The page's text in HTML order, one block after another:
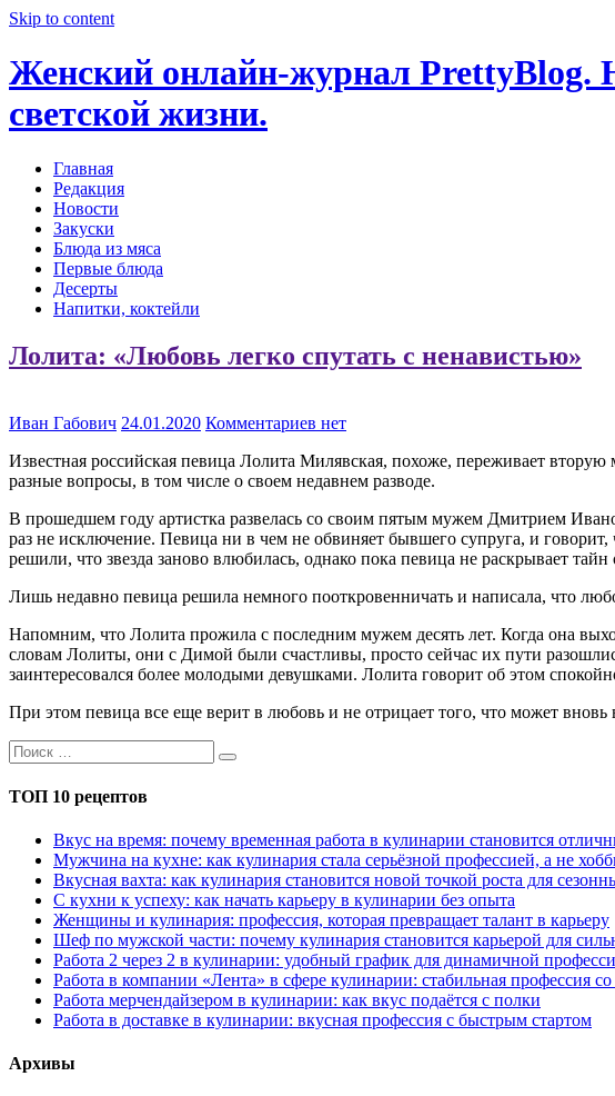
Skip to content
Женский онлайн-журнал PrettyBlog.
светской жизни.
Главная
Редакция
Новости
Закуски
Блюда из мяса
Первые блюда
Десерты
Напитки, коктейли
Лолита: «Любовь легко спутать с ненавистью»
Иван Габович 24.01.2020 Комментариев нет
Известная российская певица Лолита Милявская, похоже, переживает вторую
разные вопросы, в том числе о своем недавнем разводе.
В прошедшем году артистка развелась со своим пятым мужем Дмитрием
раз не исключение. Певица ни в чем не обвиняет бывшего супруга, и
решили, что звезда заново влюбилась, однако пока певица не раскрывает
Лишь недавно певица решила немного пооткровенничать и написала, что
Напомним, что Лолита прожила с последним мужем десять лет. Когда она
словам Лолиты, они с Димой были счастливы, просто сейчас их пути
заинтересовался более молодыми девушками. Лолита говорит об этом
При этом певица все еще верит в любовь и не отрицает того, что может
ТОП 10 рецептов
Вкус на время: почему временная работа в кулинарии становится
Мужчина на кухне: как кулинария стала серьёзной профессией, а не
Вкусная вахта: как кулинария становится новой точкой роста для
С кухни к успеху: как начать карьеру в кулинарии без опыта
Женщины и кулинария: профессия, которая превращает талант в карьеру
Шеф по мужской части: почему кулинария становится карьерой для
Работа 2 через 2 в кулинарии: удобный график для динамичной
Работа в компании «Лента» в сфере кулинарии: стабильная профессия
Работа мерчендайзером в кулинарии: как вкус подаётся с полки
Работа в доставке в кулинарии: вкусная профессия с быстрым стартом
Архивы